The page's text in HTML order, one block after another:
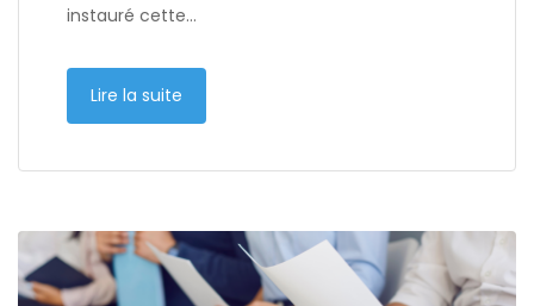
instauré cette…
Lire la suite